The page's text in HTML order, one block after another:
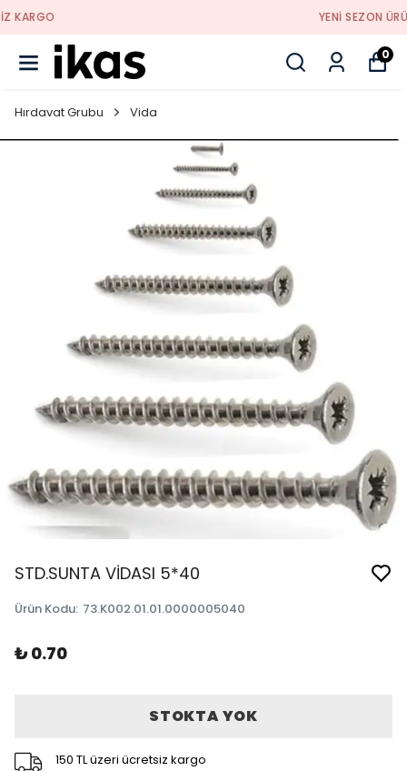
0
Hırdavat Grubu Vida
STD.SUNTA VİDASI 5*40
Ürün Kodu: 73.K002.01.01.0000005040
₺ 0.70
STOKTA YOK
150 TL üzeri ücretsiz kargo